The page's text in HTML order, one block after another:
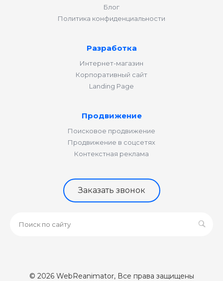
Блог
Политика конфиденциальности
Разработка
Интернет-магазин
Корпоративный сайт
Landing Page
Продвижение
Поисковое продвижение
Продвижение в соцсетях
Контекстная реклама
Заказать звонок
© 2026 WebReanimator, Все права защищены